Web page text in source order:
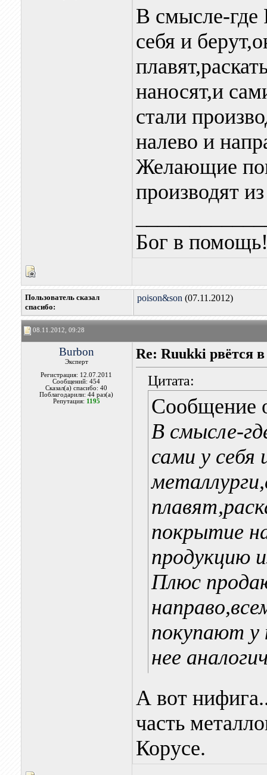
В смысле-где
себя и
наносят,и
стали
налево и
Желающие
производят
Бог в
Пользователь сказал
cпасибо:
poison&son (07.11.2012)
08.11.2012, 09:28
Burbon
Эксперт
Регистрация: 12.07.2011
Сообщений: 454
Сказал(а) спасибо: 40
Поблагодарили: 44 раз(а)
Репутация: 1195
Re: Ruukki рвётся
Цитата:
Сообщение
В смысле-
сами у себя
покрытие
продукцию
Плюс
покупают у
нее
А вот
часть
Корусе.